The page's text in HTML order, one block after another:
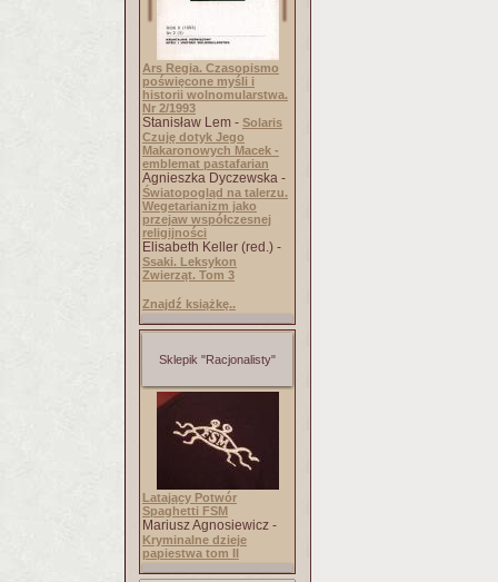
Ars Regia. Czasopismo
poświęcone myśli i
historii wolnomularstwa.
Nr 2/1993
Stanisław Lem - Solaris
Czuję dotyk Jego
Makaronowych Macek -
emblemat pastafarian
Agnieszka Dyczewska -
Światopogląd na talerzu.
Wegetarianizm jako
przejaw współczesnej
religijności
Elisabeth Keller (red.) -
Ssaki. Leksykon
Zwierząt. Tom 3
Znajdź książkę..
Sklepik "Racjonalisty"
Latający Potwór
Spaghetti FSM
Mariusz Agnosiewicz -
Kryminalne dzieje
papiestwa tom II